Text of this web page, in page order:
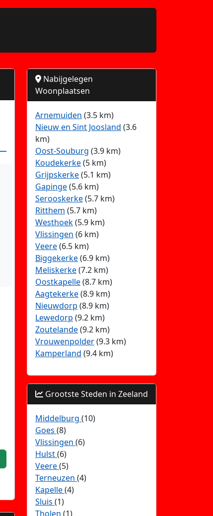
Nabijgelegen
Woonplaatsen
Arnemuiden (3.5 km)
Nieuw en Sint Joosland (3.6
km)
Oost-Souburg (3.9 km)
Koudekerke(5 km)
Grijpskerke(5.1 km)
Gapinge(5.6 km)
Serooskerke(5.7 km)
Ritthem (5.7 km)
Westhoek(5.9 km)
Vlissingen (6 km)
Veere(6.5 km)
Biggekerke(6.9 km)
Meliskerke(7.2 km)
Oostkapelle(8.7 km)
Aagtekerke(8.9 km)
Nieuwdorp (8.9 km)
Lewedorp (9.2 km)
Zoutelande(9.2 km)
Vrouwenpolder(9.3 km)
Kamperland (9.4 km)
Grootste Steden in Zeeland
Middelburg (10)
Goes (8)
Vlissingen (6)
Hulst(6)
Veere(5)
Terneuzen (4)
Kapelle(4)
Sluis (1)
Tholen (1)